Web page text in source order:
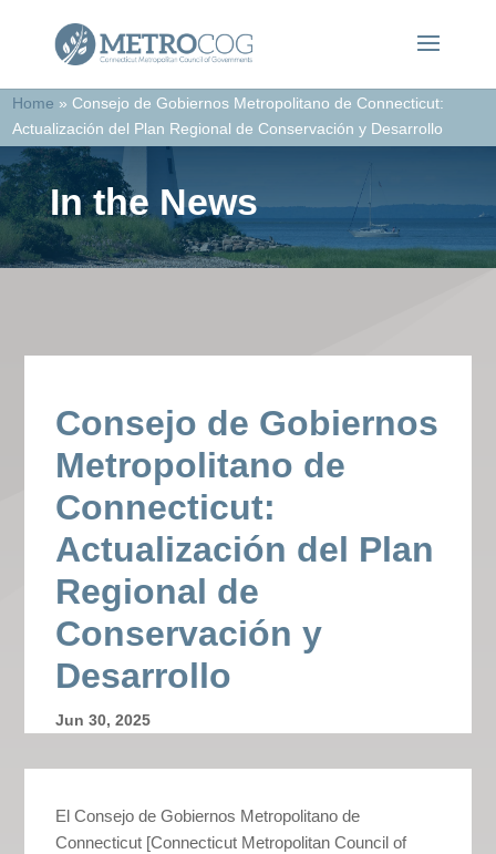
Home »Consejo de Gobiernos Metropolitano de Connecticut:
Actualización del Plan Regional de Conservación y Desarrollo
In the News
Consejo de Gobiernos
Metropolitano de
Connecticut:
Actualización del Plan
Regional de
Conservación y
Desarrollo
Jun 30, 2025
El Consejo de Gobiernos Metropolitano de
Connecticut [Connecticut Metropolitan Council of